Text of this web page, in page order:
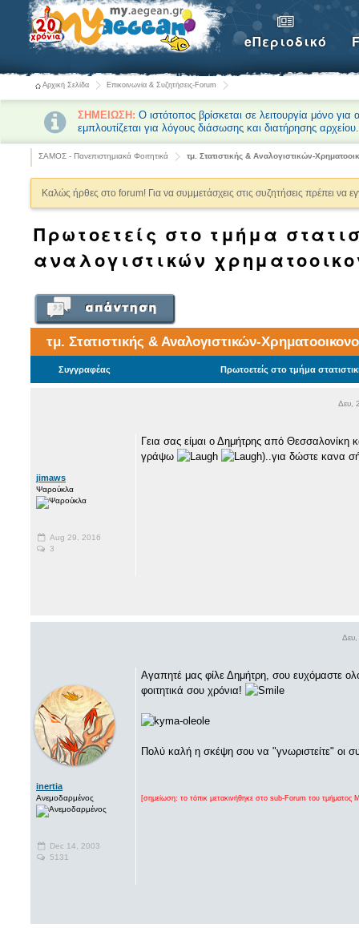
eΠεριοδικό
Αρχική Σελίδα Επικοινωνία & Συζητήσεις-Forum
ΣΗΜΕΙΩΣΗ: Ο ιστότοπος βρίσκεται σε λειτουργία μόνο
εμπλουτίζεται για λόγους διάσωσης και διατήρησης αρχείου.
ΣΑΜΟΣ - Πανεπιστημιακά Φοιτητικά τμ. Στατιστικής & Αναλογιστικών-
Καλώς ήρθες στο forum! Για να συμμετάσχεις στις συζητήσεις πρέπει να
Πρωτοετείς στο τμήμα
αναλογιστικών
τμ. Στατιστικής & Αναλογιστικών-
Συγγραφέας Πρωτοετείς στο τμήμα
Δευ,
jimaws
Ψαρούκλα
Aug 29, 2016
3
Γεια σας είμαι ο Δημήτρης από Θεσσαλονίκη
γράψω
)..για δώστε κανα
inertia
Ανεμοδαρμένος
Dec 14, 2003
5131
Αγαπητέ μας φίλε Δημήτρη, σου ευχόμαστε
φοιτητικά σου χρόνια!
Πολύ καλή η σκέψη σου να "γνωριστείτε" οι
[σημείωση: το τόπικ μετακινήθηκε στο sub-Forum του